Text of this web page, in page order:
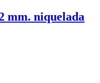
mm. niquelada